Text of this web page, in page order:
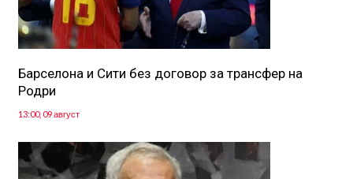
Барселона и Сити без договор за трансфер на
Родри
13:00, 09 август